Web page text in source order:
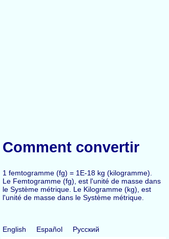
Comment convertir
1 femtogramme (fg) = 1E-18 kg (kilogramme).
Le Femtogramme (fg), est l'unité de masse dans
le Système métrique. Le Kilogramme (kg), est
l'unité de masse dans le Système métrique.
English Español Русский